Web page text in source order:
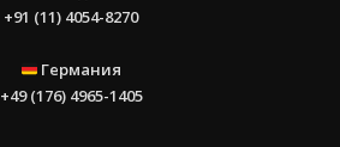
+91 (11) 4054-8270
Германия
+49 (176) 4965-1405